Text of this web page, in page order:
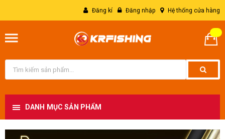
Đăng kí Đăng nhập Hệ thống cửa hàng
DANH MỤC SẢN PHẨM